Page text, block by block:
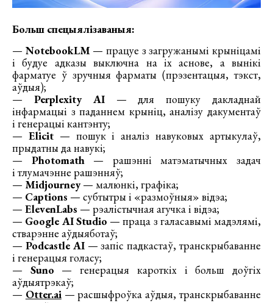
Больш спецыялізаваныя:
— NotebookLM— працуе з загружанымі крыніцамі
і будуе адказы выключна на іх аснове, а вынікі
фарматуе ў зручныя фарматы (прэзентацыя, тэкст,
аўдыя);
— Perplexity AI— для пошуку дакладнай
інфармацыі з паданнем крыніц, аналізу дакументаў
і генерацыі кантэнту;
— Elicit— пошук і аналіз навуковых артыкулаў,
прыдатны да навукі;
— Photomath— рашэнні матэматычных задач
і тлумачэнне рашэнняў;
— Midjourney— малюнкі, графіка;
— Captions — субтытры і «размоўныя» відэа;
—ElevenLabs — рэалістычная агучка і відэа;
— Google AI Studio — праца з галасавымі мадэлямі,
стварэнне аўдыяботаў;
— Podcastle AI— запіс падкастаў, транскрыбаванне
і генерацыя голасу;
— Suno — генерацыя кароткіх і больш доўгіх
аўдыятрэкаў;
— Otter.ai— расшыфроўка аўдыя, транскрыбаванне